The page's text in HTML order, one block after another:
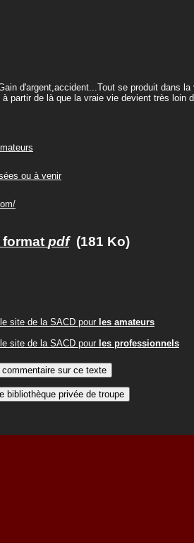
d'argent,accident...Tout se produit dans
partir de là que la vraie vie devient très loin
ou à venir
format pdf(181 Ko)
site de la SACD pour les amateurs
site de la SACD pour les professionnels